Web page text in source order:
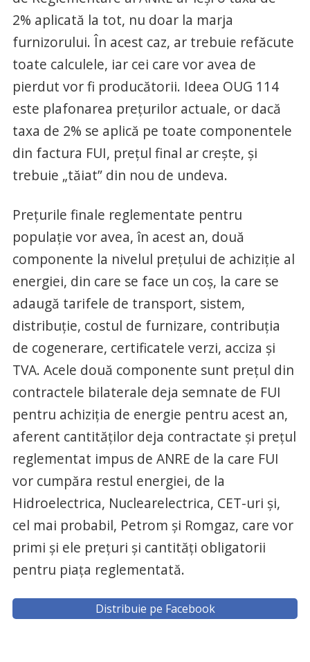
2% aplicată la tot, nu doar la marja
furnizorului. În acest caz, ar trebuie refăcute
toate calculele, iar cei care vor avea de
pierdut vor fi producătorii. Ideea OUG 114
este plafonarea preţurilor actuale, or dacă
taxa de 2% se aplică pe toate componentele
din factura FUI, preţul final ar creşte, şi
trebuie „tăiat” din nou de undeva.
Preţurile finale reglementate pentru
populaţie vor avea, în acest an, două
componente la nivelul preţului de achiziţie al
energiei, din care se face un coş, la care se
adaugă tarifele de transport, sistem,
distribuţie, costul de furnizare, contribuţia
de cogenerare, certificatele verzi, acciza şi
TVA. Acele două componente sunt preţul din
contractele bilaterale deja semnate de FUI
pentru achiziţia de energie pentru acest an,
aferent cantităţilor deja contractate şi preţul
reglementat impus de ANRE de la care FUI
vor cumpăra restul energiei, de la
Hidroelectrica, Nuclearelectrica, CET-uri şi,
cel mai probabil, Petrom şi Romgaz, care vor
primi şi ele preţuri şi cantităţi obligatorii
pentru piaţa reglementată.
Distribuie pe Facebook